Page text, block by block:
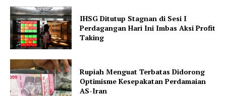
IHSG Ditutup Stagnan di Sesi I
Perdagangan Hari Ini Imbas Aksi Profit
Taking
Rupiah Menguat Terbatas Didorong
Optimisme Kesepakatan Perdamaian
AS-Iran